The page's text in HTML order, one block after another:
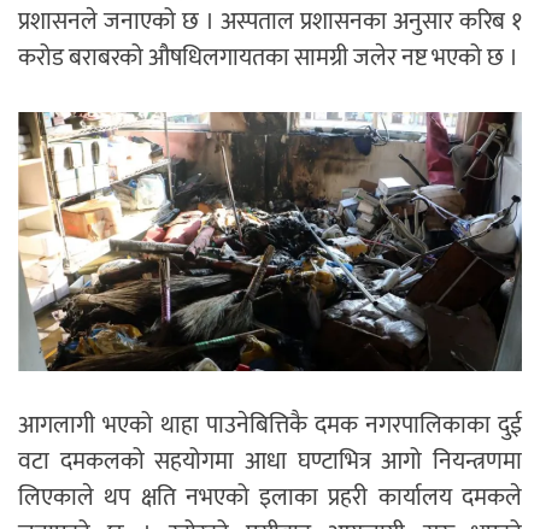
प्रशासनले जनाएको छ । अस्पताल प्रशासनका अनुसार करिब १
करोड बराबरको औषधिलगायतका सामग्री जलेर नष्ट भएको छ ।
आगलागी भएको थाहा पाउनेबित्तिकै दमक नगरपालिकाका दुई
वटा दमकलको सहयोगमा आधा घण्टाभित्र आगो नियन्त्रणमा
लिएकाले थप क्षति नभएको इलाका प्रहरी कार्यालय दमकले